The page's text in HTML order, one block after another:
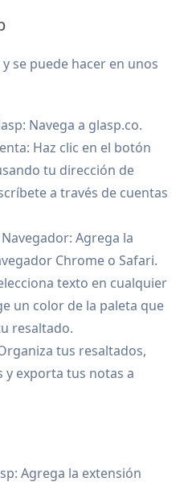
se puede hacer en unos
Navega a glasp.co.
Haz clic en el botón
tu dirección de
a través de cuentas
Agrega la
Chrome o Safari.
texto en cualquier
un color de la paleta que
resaltado.
tus resaltados,
y exporta tus notas a
Agrega la extensión